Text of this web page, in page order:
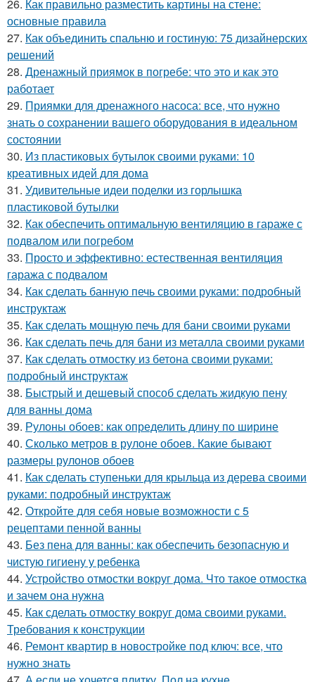
26. Как правильно разместить картины на стене:
основные правила
27. Как объединить спальню и гостиную: 75 дизайнерских
решений
28. Дренажный приямок в погребе: что это и как это
работает
29. Приямки для дренажного насоса: все, что нужно
знать о сохранении вашего оборудования в идеальном
состоянии
30. Из пластиковых бутылок своими руками: 10
креативных идей для дома
31. Удивительные идеи поделки из горлышка
пластиковой бутылки
32. Как обеспечить оптимальную вентиляцию в гараже с
подвалом или погребом
33. Просто и эффективно: естественная вентиляция
гаража с подвалом
34. Как сделать банную печь своими руками: подробный
инструктаж
35. Как сделать мощную печь для бани своими руками
36. Как сделать печь для бани из металла своими руками
37. Как сделать отмостку из бетона своими руками:
подробный инструктаж
38. Быстрый и дешевый способ сделать жидкую пену
для ванны дома
39. Рулоны обоев: как определить длину по ширине
40. Сколько метров в рулоне обоев. Какие бывают
размеры рулонов обоев
41. Как сделать ступеньки для крыльца из дерева своими
руками: подробный инструктаж
42. Откройте для себя новые возможности с 5
рецептами пенной ванны
43. Без пена для ванны: как обеспечить безопасную и
чистую гигиену у ребенка
44. Устройство отмостки вокруг дома. Что такое отмостка
и зачем она нужна
45. Как сделать отмостку вокруг дома своими руками.
Требования к конструкции
46. Ремонт квартир в новостройке под ключ: все, что
нужно знать